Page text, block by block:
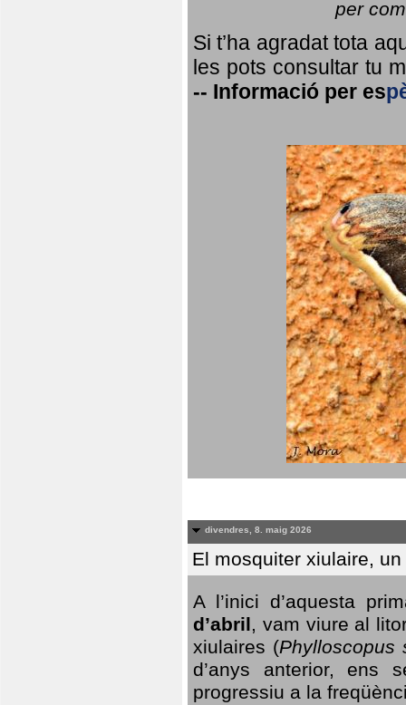
per
Si t’ha agradat tota
les pots consultar tu
-- Informació per es
divendres, 8. maig 2026
El mosquiter xiulaire,
A l’inici d’aquesta
d’abril, vam viure al
xiulaires (Phylloscopus
d’anys anterior, ens
progressiu a la